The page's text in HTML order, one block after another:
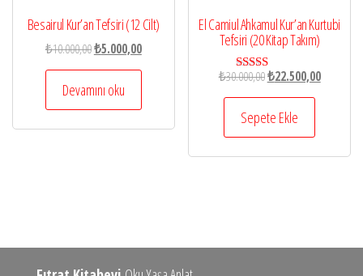
Besairul Kur’an Tefsiri (12 Cilt)
₺10.000,00Orijinal
fiyat:
₺10.000,00.
₺5.000,00Şu
andaki
₺5.000,00.
Devamını oku
El Camiul Ahkamul Kur’an Kurtubi
Tefsiri (20 Kitap Takım)
5 üzerinden
₺30.000,00Orijinal
fiyat:
₺30.000,00.
₺22.500,00Şu
Sepete Ekle